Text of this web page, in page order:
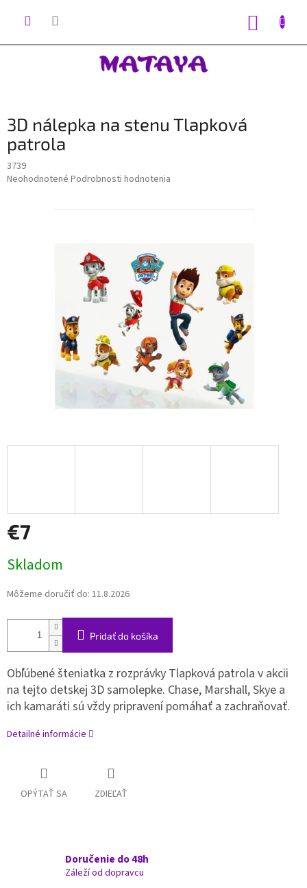
3D nálepka na stenu Tlapková
patrola
3739
Priemerné
Neohodnotené Podrobnosti hodnotenia
€7
cena:
Skladom
Môžeme doručiť do: 11.8.2026
Pridať do košíka
Obľúbené šteniatka z rozprávky Tlapková patrola v akcii
na tejto detskej 3D samolepke. Chase, Marshall, Skye a
ich kamaráti sú vždy pripravení pomáhať a zachraňovať.
Detailné informácie
OPÝTAŤ SA ZDIEĽAŤ
Doručenie do 48h
Záleží od dopravcu